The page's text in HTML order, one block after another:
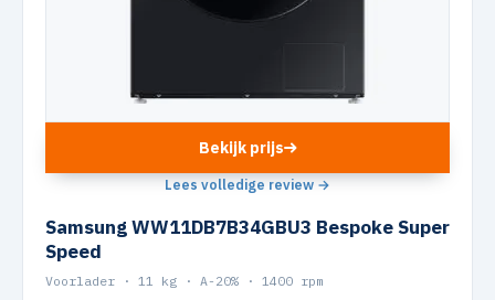
Bekijk prijs
Lees volledige review →
Samsung WW11DB7B34GBU3 Bespoke Super
Speed
Voorlader · 11 kg · A-20% · 1400 rpm